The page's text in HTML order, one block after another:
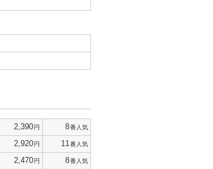
2,390円 8番人気
2,920円 11 番人気
2,470円 8番人気